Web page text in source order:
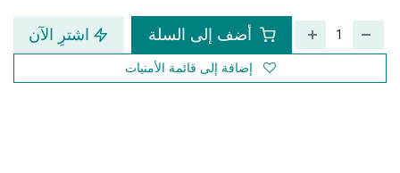
أضف إلى السلة اشترِ الآن
إضافة إلى قائمة الأمنيات